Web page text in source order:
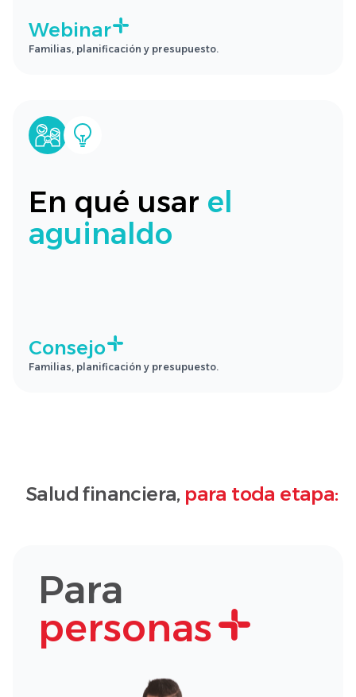
Webinar
Familias, planificación y presupuesto.
En qué usar el
aguinaldo
Consejo
Familias, planificación y presupuesto.
Salud financiera, para toda etapa:
Para
personas